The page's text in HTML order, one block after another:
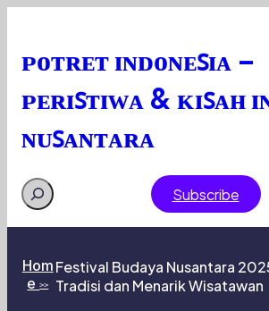
ᴘᴏᴛʀᴇᴛ ɪɴᴅᴏɴᴇꜱɪᴀ –
ᴘᴇʀɪꜱᴛɪᴡᴀ & ᴋɪꜱᴀʜ
ɴᴜꜱᴀɴᴛᴀʀᴀ
Search Subscribe
Hom
e>>
Festival Budaya Nusantara
Tradisi dan Menarik Wisatawan